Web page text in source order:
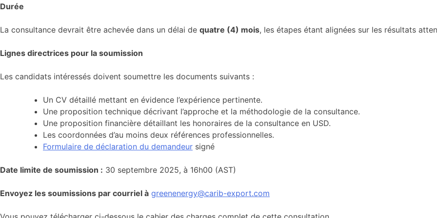
Durée
La consultance devrait être achevée dans un délai de quatre (4) mois, les étapes étant alignées sur les résultats
Lignes directrices pour la soumission
Les candidats intéressés doivent soumettre les documents suivants :
Un CV détaillé mettant en évidence l’expérience pertinente.
Une proposition technique décrivant l’approche et la méthodologie de la consultance.
Une proposition financière détaillant les honoraires de la consultance en USD.
Les coordonnées d’au moins deux références professionnelles.
Formulaire de déclaration du demandeur signé
Date limite de soumission : 30 septembre 2025, à 16h00 (AST)
Envoyez les soumissions par courriel à greenenergy@carib-export.com